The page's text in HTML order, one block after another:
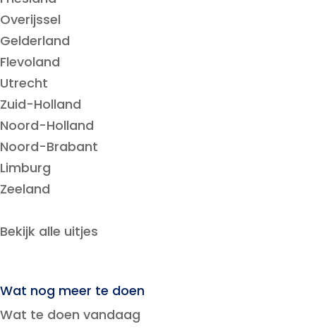
Overijssel
Gelderland
Flevoland
Utrecht
Zuid-Holland
Noord-Holland
Noord-Brabant
Limburg
Zeeland
Bekijk alle uitjes
Wat nog meer te doen
Wat te doen vandaag